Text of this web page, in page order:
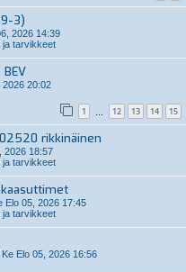
3)
2026 14:39
ja tarvikkeet
2026 20:02
1 12 13 14 15
rikkinäinen
2026 18:57
ja tarvikkeet
Elo 05, 2026 17:45
ja tarvikkeet
Ke Elo 05, 2026 16:56